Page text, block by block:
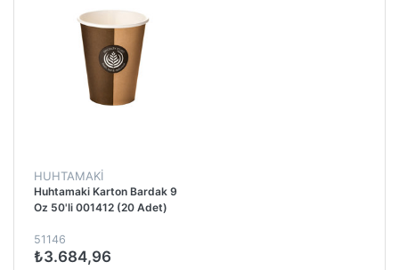
HUHTAMAKİ
Huhtamaki Karton Bardak 9
Oz 50'li 001412 (20 Adet)
51146
₺3.684,96